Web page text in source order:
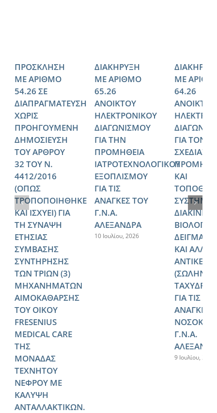
ΠΡΟΣΚΛΗΣΗ
ΜΕ ΑΡΙΘΜΟ
54.26 ΣΕ
ΔΙΑΠΡΑΓΜΑΤΕΥΣΗ
ΧΩΡΙΣ
ΠΡΟΗΓΟΥΜΕΝΗ
ΔΗΜΟΣΙΕΥΣΗ
ΤΟΥ ΑΡΘΡΟΥ
32 ΤΟΥ Ν.
4412/2016
(ΟΠΩΣ
ΤΡΟΠΟΠΟΙΗΘΗΚΕ
ΚΑΙ ΙΣΧΥΕΙ) ΓΙΑ
ΤΗ ΣΥΝΑΨΗ
ΕΤΗΣΙΑΣ
ΣΥΜΒΑΣΗΣ
ΣΥΝΤΗΡΗΣΗΣ
ΤΩΝ ΤΡΙΩΝ (3)
ΜΗΧΑΝΗΜΑΤΩΝ
ΑΙΜΟΚΑΘΑΡΣΗΣ
ΤΟΥ ΟΙΚΟΥ
FRESENIUS
MEDICAL CARE
ΤΗΣ
ΜΟΝΑΔΑΣ
ΤΕΧΝΗΤΟΥ
ΝΕΦΡΟΥ ΜΕ
ΚΑΛΥΨΗ
ΑΝΤΑΛΛΑΚΤΙΚΩΝ.
ΔΙΑΚΗΡΥΞΗ
ΜΕ ΑΡΙΘΜΟ
65.26
ΑΝΟΙΚΤΟΥ
ΗΛΕΚΤΡΟΝΙΚΟΥ
ΔΙΑΓΩΝΙΣΜΟΥ
ΓΙΑ ΤΗΝ
ΠΡΟΜΗΘΕΙΑ
ΙΑΤΡΟΤΕΧΝΟΛΟΓΙΚΟΥ
ΕΞΟΠΛΙΣΜΟΥ
ΓΙΑ ΤΙΣ
ΑΝΑΓΚΕΣ ΤΟΥ
Γ.Ν.Α.
ΑΛΕΞΑΝΔΡΑ
10 Ιουλίου, 2026
ΜΕ
64.26
ΑΝΟΙΚΤΟΥ
ΓΙΑ ΤΟΝ
ΚΑΙ
ΚΑΙ
ΓΙΑ ΤΙΣ
ΑΝΑΓΚΕΣ
Γ.Ν.Α.
9 Ιουλίου, 2026